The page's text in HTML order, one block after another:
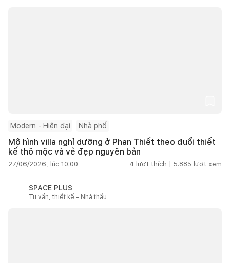
Modern - Hiện đại Nhà phố
Mô hình villa nghỉ dưỡng ở Phan Thiết theo đuổi thiết
kế thô mộc và vẻ đẹp nguyên bản
27/06/2026, lúc 10:00 4 lượt thích | 5.885 lượt xem
SPACE PLUS
Tư vấn, thiết kế - Nhà thầu